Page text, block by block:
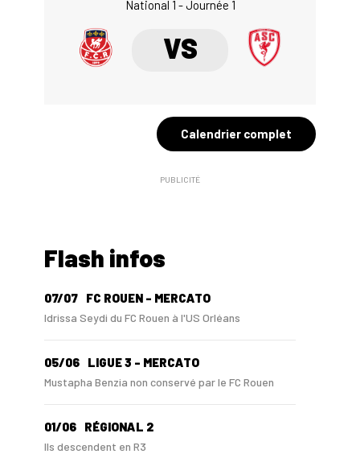
National 1 - Journée 1
VS
Calendrier complet
PUBLICITÉ
Flash infos
07/07 FC ROUEN - MERCATO
Idrissa Seydi du FC Rouen à l'US Orléans
05/06 LIGUE 3 - MERCATO
Mustapha Benzia non conservé par le FC Rouen
01/06 RÉGIONAL 2
Ils descendent en R3